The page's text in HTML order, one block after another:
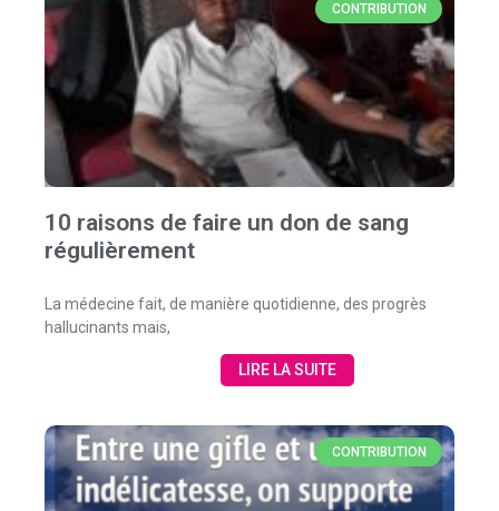
CONTRIBUTION
10 raisons de faire un don de sang
régulièrement
La médecine fait, de manière quotidienne, des progrès
hallucinants mais,
LIRE LA SUITE
CONTRIBUTION